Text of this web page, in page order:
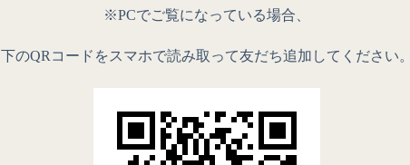
※PCでご覧になっている場合、
下のQRコードをスマホで読み取って友だち追加してください